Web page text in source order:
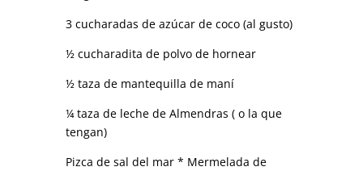
3 cucharadas de azúcar de coco (al gusto)
½ cucharadita de polvo de hornear
½ taza de mantequilla de maní
¼ taza de leche de Almendras ( o la que
tengan)
Pizca de sal del mar * Mermelada de